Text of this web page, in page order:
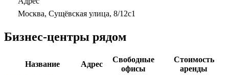
Москва, Сущёвская улица, 8/12с1
Бизнес-центры рядом
Название Адрес
Свободные
офисы
Стоимость
аренды